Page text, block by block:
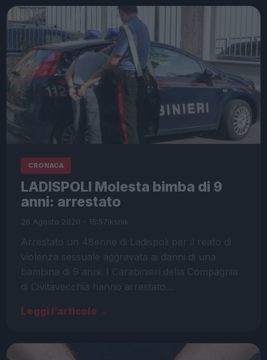
CRONACA
LADISPOLI Molesta bimba di 9
anni: arrestato
26 Agosto 2020 - 15:57Iksnik
Arrestato un 48enne di Ladispoli per il reato di
violenza sessuale aggravata ai danni di una
bambina di 9 anni. I Carabinieri della Compagnia
di Civitavecchia hanno arrestato…
Leggi l’articolo →